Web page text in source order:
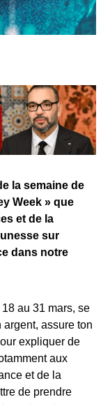
la semaine de
Week » que
et de la
sur
dans notre
au 31 mars, se
assure ton
expliquer de
aux
et de la
de prendre